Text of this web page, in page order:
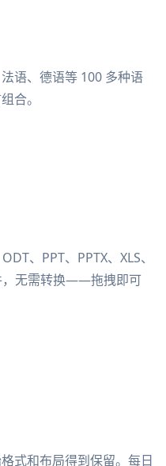
语、德语等 100 多种语
合。
、PPT、PPTX、XLS、
，无需转换——拖拽即可
式和布局得到保留。每日